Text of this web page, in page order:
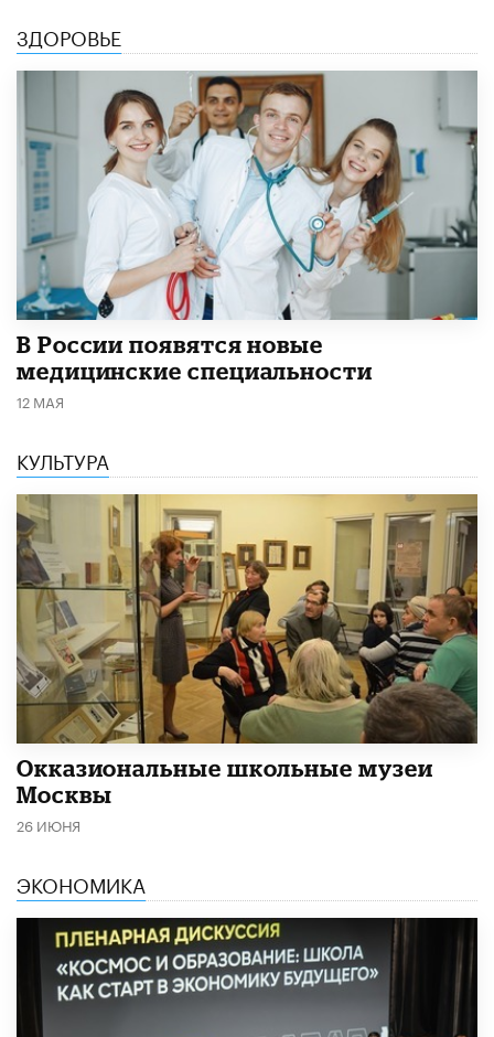
ЗДОРОВЬЕ
В России появятся новые
медицинские специальности
12 МАЯ
КУЛЬТУРА
​Окказиональные школьные музеи
Москвы
26 ИЮНЯ
ЭКОНОМИКА